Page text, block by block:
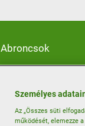
Abroncsok
Személyes
Az „Összes süti
működését, elemezze